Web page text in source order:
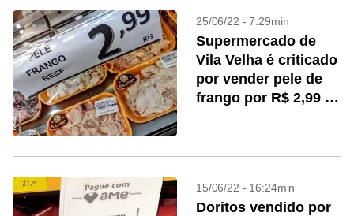
25/06/22 - 7:29min
Supermercado de
Vila Velha é criticado
por vender pele de
frango por R$ 2,99 o
15/06/22 - 16:24min
Doritos vendido por